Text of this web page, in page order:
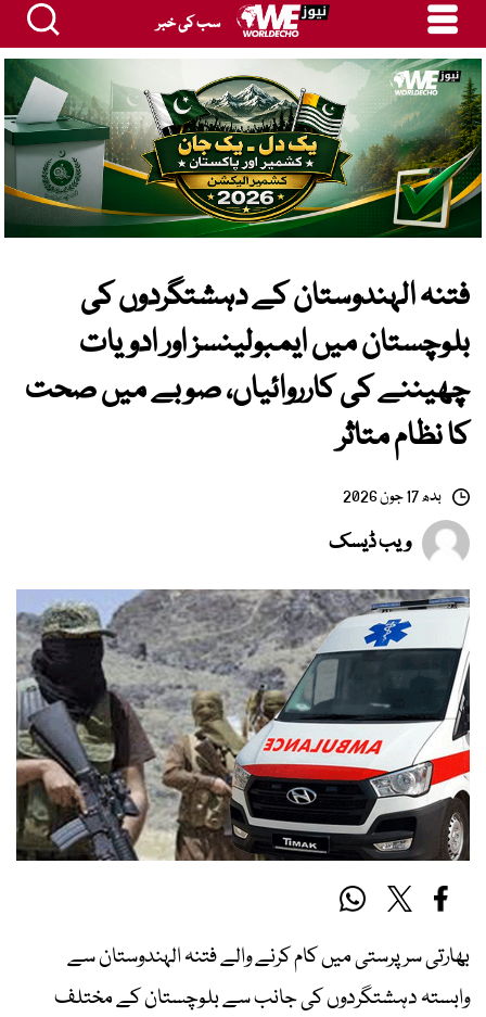
سب کی خبر
فتنہ الہندوستان کے دہشتگردوں کی
بلوچستان میں ایمبولینسز اور ادویات
چھیننے کی کارروائیاں، صوبے میں صحت
کا نظام متاثر
بدھ 17 جون 2026
ویب ڈیسک
بھارتی سرپرستی میں کام کرنے والے فتنہ الہندوستان سے
وابستہ دہشتگردوں کی جانب سے بلوچستان کے مختلف